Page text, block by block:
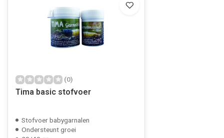
(0)
Tima basic stofvoer
Stofvoer babygarnalen
Ondersteunt groei